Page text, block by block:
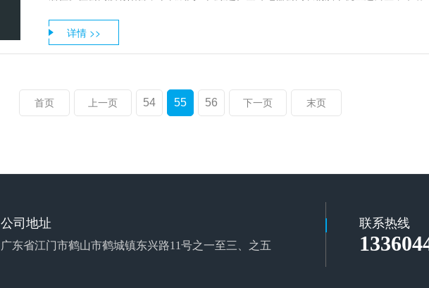
详情 >>
首页 上一页 54 55 56 下一页 末页
公司地址
广东省江门市鹤山市鹤城镇东兴路11号之一至三、之五
联系热线